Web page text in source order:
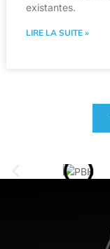
existantes.
LIRE LA SUITE »